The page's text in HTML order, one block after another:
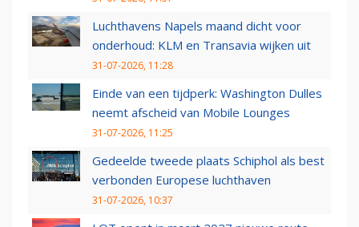
Luchthavens Napels maand dicht voor
onderhoud: KLM en Transavia wijken uit
31-07-2026, 11:28
Einde van een tijdperk: Washington Dulles
neemt afscheid van Mobile Lounges
31-07-2026, 11:25
Gedeelde tweede plaats Schiphol als best
verbonden Europese luchthaven
31-07-2026, 10:37